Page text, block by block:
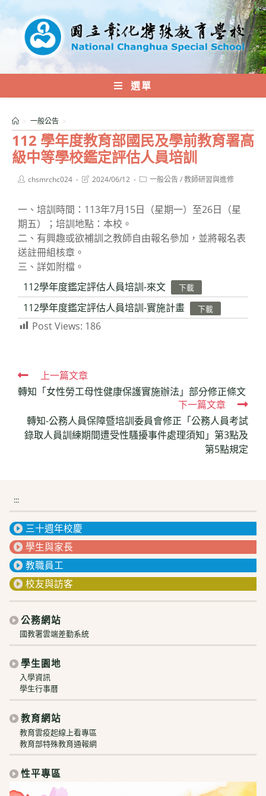
轉
內
選單
112 學年度教育部國民及學前教育署高
級中等學校鑑定評估人員培訓
> 一般公告 >
Postchsmrchc024
Post2024/06/12
Post一般公告/教師研習與進修
一、培訓時間：113年7月15日（星期一）至26日（星
期五）；培訓地點：本校。
二、有興趣或欲補訓之教師自由報名參加，並將報名表
送註冊組核章。
三、詳如附檔。
112學年度鑑定評估人員培訓-來文
下載
112學年度鑑定評估人員培訓-實施計畫 下載
Post Views: 186
Read
more
articles
上一篇文章
轉知「女性勞工母性健康保護實施辦法」部分修正條文
下一篇文章
轉知-公務人員保障暨培訓委員會修正「公務人員考試
錄取人員訓練期間遭受性騷擾事件處理須知」第3點及
第5點規定
:::
三十週年校慶
學生與家長
教職員工
校友與訪客
公務網站
國教署雲端差勤系統
學生園地
入學資訊
學生行事曆
教育網站
教育雲疫起線上看專區
教育部特殊教育通報網
性平專區